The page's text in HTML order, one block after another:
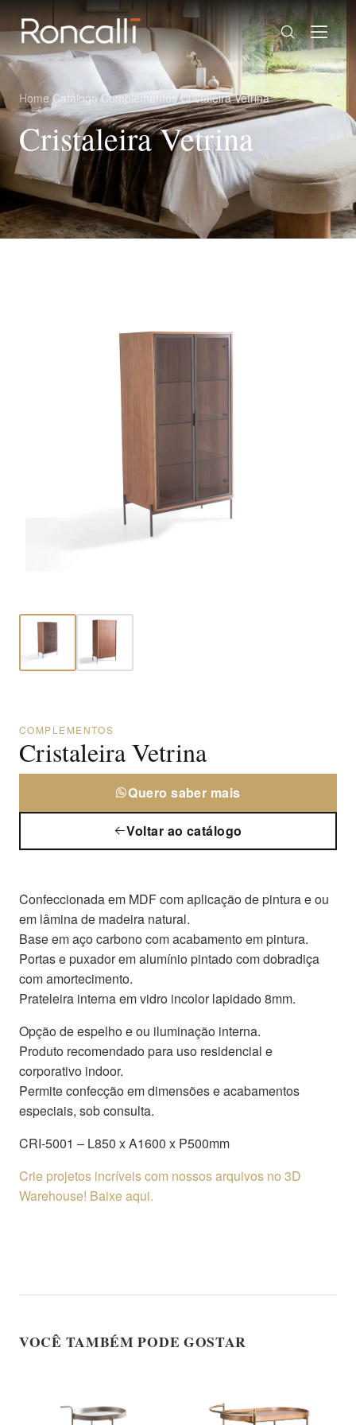
Home /Catálogo/Complementos/Cristaleira Vetrina
Cristaleira Vetrina
COMPLEMENTOS
Cristaleira Vetrina
Quero saber mais
Voltar ao catálogo
Confeccionada em MDF com aplicação de pintura e ou
em lâmina de madeira natural.
Base em aço carbono com acabamento em pintura.
Portas e puxador em alumínio pintado com dobradiça
com amortecimento.
Prateleira interna em vidro incolor lapidado 8mm.
Opção de espelho e ou iluminação interna.
Produto recomendado para uso residencial e
corporativo indoor.
Permite confecção em dimensões e acabamentos
especiais, sob consulta.
CRI-5001 – L850 x A1600 x P500mm
Crie projetos incríveis com nossos arquivos no 3D
Warehouse! Baixe aqui.
VOCÊ TAMBÉM PODE GOSTAR